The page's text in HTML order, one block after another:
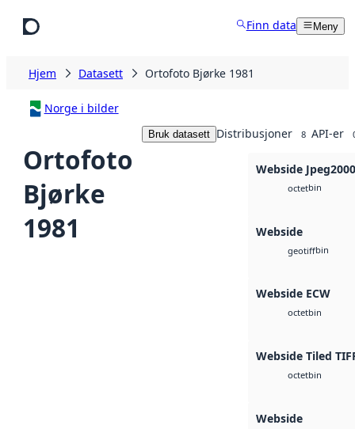
Finn data Meny
Hjem Datasett Ortofoto Bjørke 1981
Norge i bilder
Ortofoto
Bjørke
1981
Bruk datasett Distribusjoner 8 API-er
Webside Jpeg2000
octetbin
Webside
geotiffbin
Webside ECW
octetbin
Webside Tiled
octetbin
Webside